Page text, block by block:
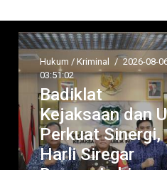
Politik / 2026-08-06
Rieke
Suryaningsih
Dorong